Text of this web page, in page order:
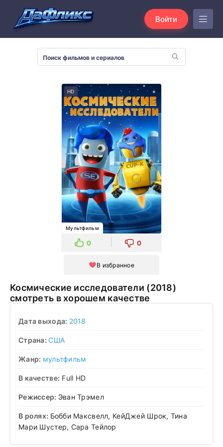
Войти
HD
Мультфильм
0 0
В избранное
Космические исследователи (2018)
смотреть в хорошем качестве
Дата выхода: 2018
Страна:США
Жанр: мультфильм
В качестве: Full HD
Режиссер: Эван Трэмел
В ролях: Бобби Максвелл, КейДжей Шрок, Тина
Мари Шустер, Сара Тейлор